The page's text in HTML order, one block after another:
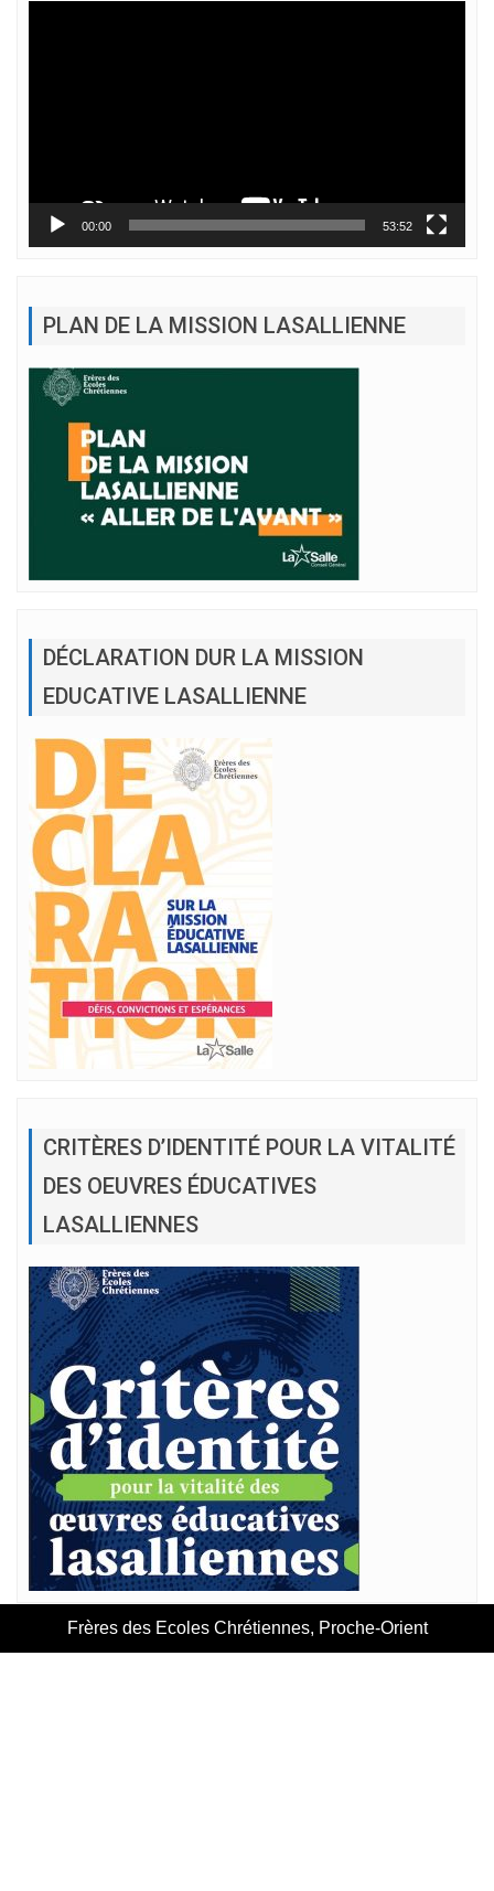
00:00 53:52
PLAN DE LA MISSION LASALLIENNE
DÉCLARATION DUR LA MISSION
EDUCATIVE LASALLIENNE
CRITÈRES D’IDENTITÉ POUR LA VITALITÉ
DES OEUVRES ÉDUCATIVES
LASALLIENNES
Frères des Ecoles Chrétiennes, Proche-Orient